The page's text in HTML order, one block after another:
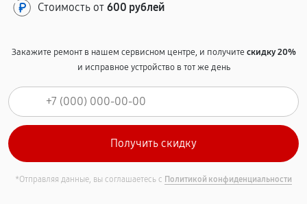
Стоимость от 600 рублей
Закажите ремонт в нашем сервисном центре, и получитескидку 20%
и исправное устройство в тот же день
*Отправляя данные, вы соглашаетесь с Политикой конфиденциальности